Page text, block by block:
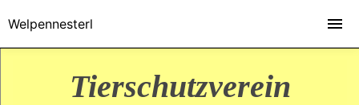
Tierschutzverein
Welpennesterl